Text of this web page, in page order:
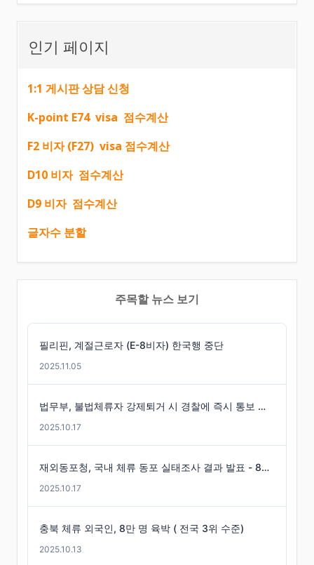
인기 페이지
1:1 게시판 상담 신청
K-point E74 visa 점수계산
F2 비자 (F27) visa 점수계산
D10 비자 점수계산
D9 비자 점수계산
글자수 분할
주목할 뉴스 보기
필리핀, 계절근로자 (E-8비자) 한국행 중단
2025.11.05
법무부, 불법체류자 강제퇴거 시 경찰에 즉시 통보 제도 마련
2025.10.17
재외동포청, 국내 체류 동포 실태조사 결과 발표 - 86만 명 체류 통계 발표
2025.10.17
충북 체류 외국인, 8만 명 육박 ( 전국 3위 수준)
2025.10.13